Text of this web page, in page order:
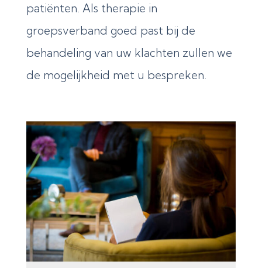
patiënten. Als therapie in
groepsverband goed past bij de
behandeling van uw klachten zullen we
de mogelijkheid met u bespreken.